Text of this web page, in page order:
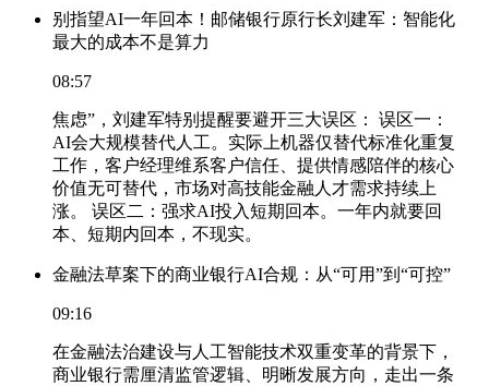
别指望AI一年回本！邮储银行原行长刘建军：智能化
最大的成本不是算力
08:57
焦虑”，刘建军特别提醒要避开三大误区： 误区一：
AI会大规模替代人工。实际上机器仅替代标准化重复
工作，客户经理维系客户信任、提供情感陪伴的核心
价值无可替代，市场对高技能金融人才需求持续上
涨。 误区二：强求AI投入短期回本。一年内就要回
本、短期内回本，不现实。
金融法草案下的商业银行AI合规：从“可用”到“可控”
09:16
在金融法治建设与人工智能技术双重变革的背景下，
商业银行需厘清监管逻辑、明晰发展方向，走出一条